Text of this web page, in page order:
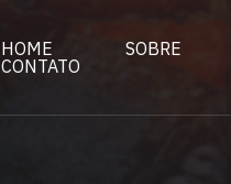
HOME SOBRE
CONTATO